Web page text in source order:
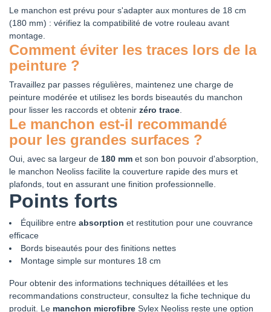
Le manchon est prévu pour s'adapter aux montures de 18 cm
(180 mm) : vérifiez la compatibilité de votre rouleau avant
montage.
Comment éviter les traces lors de la
peinture ?
Travaillez par passes régulières, maintenez une charge de
peinture modérée et utilisez les bords biseautés du manchon
pour lisser les raccords et obtenir zéro trace
Le manchon est-il recommandé
pour les grandes surfaces ?
Oui, avec sa largeur de 180 mm et son bon pouvoir d'absorption,
le manchon Neoliss facilite la couverture rapide des murs et
plafonds, tout en assurant une finition professionnelle.
Points forts
Équilibre entre absorption et restitution pour une couvrance
efficace
Bords biseautés pour des finitions nettes
Montage simple sur montures 18 cm
Pour obtenir des informations techniques détaillées et les
recommandations constructeur, consultez la fiche technique du
produit. Le manchon microfibre Sylex Neoliss reste une option